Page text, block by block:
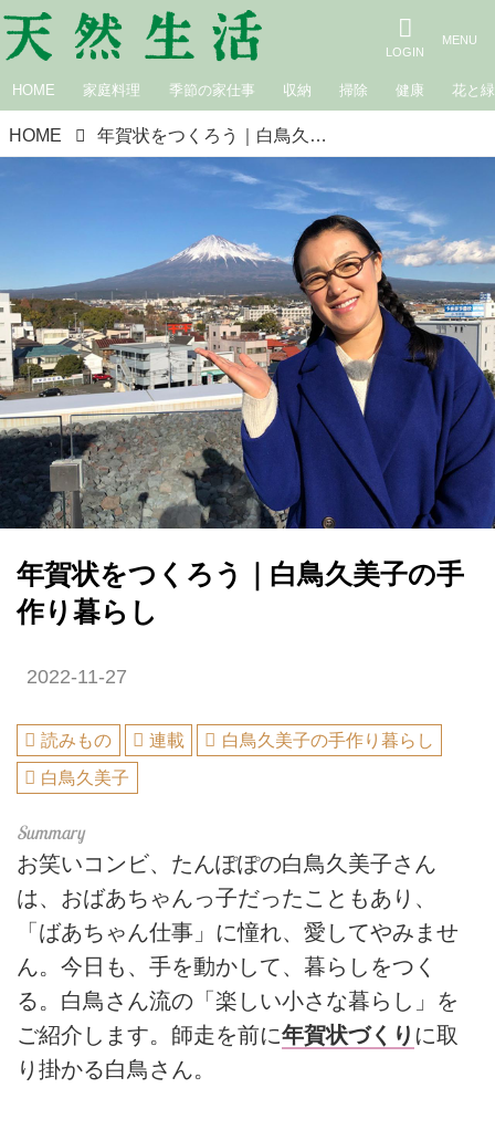
HOME 家庭料理 季節の家仕事 収納 掃除 健康 花と緑
HOME 年賀状をつくろう｜白鳥久美子の手作り暮らし
年賀状をつくろう｜白鳥久美子の手
作り暮らし
2022-11-27
読みもの 連載
白鳥久美子の手作り暮らし
白鳥久美子
お笑いコンビ、たんぽぽの白鳥久美子さん
は、おばあちゃんっ子だったこともあり、
「ばあちゃん仕事」に憧れ、愛してやみませ
ん。今日も、手を動かして、暮らしをつく
る。白鳥さん流の「楽しい小さな暮らし」を
ご紹介します。師走を前に年賀状づくり に取
り掛かる白鳥さん。